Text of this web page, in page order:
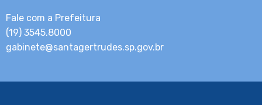
Fale com a Prefeitura
(19) 3545.8000
gabinete@santagertrudes.sp.gov.br